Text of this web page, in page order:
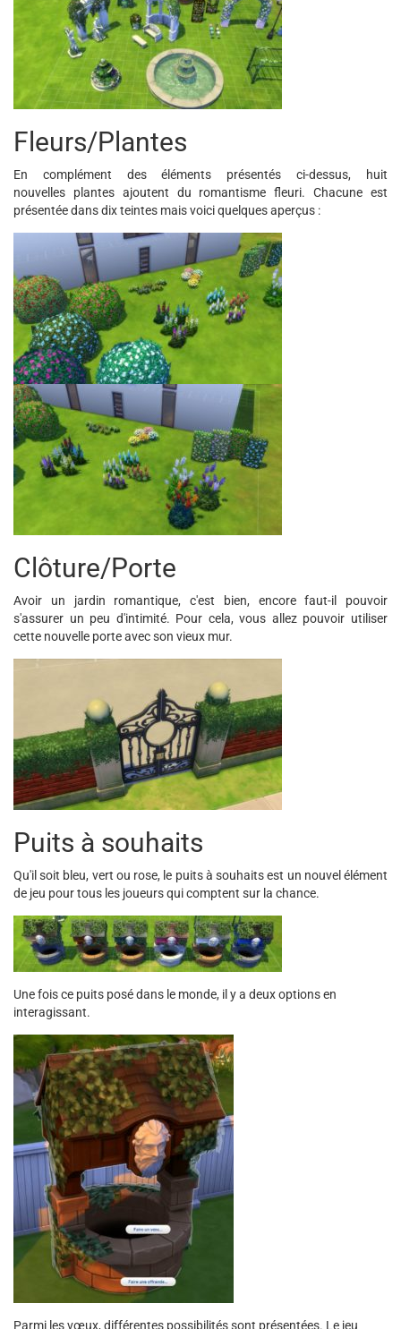
Fleurs/Plantes
En complément des éléments présentés ci-dessus, huit
nouvelles plantes ajoutent du romantisme fleuri. Chacune est
présentée dans dix teintes mais voici quelques aperçus :
Clôture/Porte
Avoir un jardin romantique, c'est bien, encore faut-il pouvoir
s'assurer un peu d'intimité. Pour cela, vous allez pouvoir utiliser
cette nouvelle porte avec son vieux mur.
Puits à souhaits
Qu'il soit bleu, vert ou rose, le puits à souhaits est un nouvel élément
de jeu pour tous les joueurs qui comptent sur la chance.
Une fois ce puits posé dans le monde, il y a deux options en
interagissant.
Parmi les vœux, différentes possibilités sont présentées. Le jeu